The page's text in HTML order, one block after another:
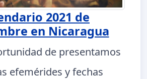
2021 de
en Nicaragua
de presentamos
efemérides y fechas